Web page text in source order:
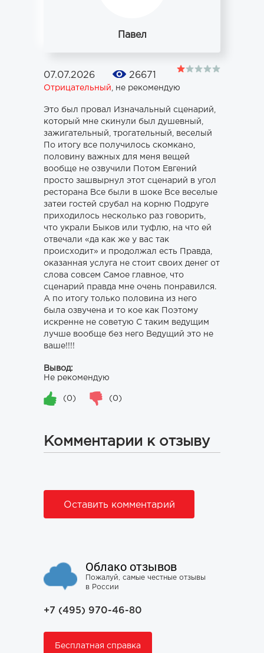
Павел
07.07.2026 26671
Отрицательный не рекомендую
Это был провал Изначальный сценарий,
который мне скинули был душевный,
зажигательный, трогательный, веселый
По итогу все получилось скомкано,
половину важных для меня вещей
вообще не озвучили Потом Евгений
просто зашвырнул этот сценарий в угол
ресторана Все были в шоке Все веселые
затеи гостей срубал на корню Подруге
приходилось несколько раз говорить,
что украли Быков или туфлю, на что ей
отвечали «да как же у вас так
происходит» и продолжал есть Правда,
оказанная услуга не стоит своих денег от
слова совсем Самое главное, что
сценарий правда мне очень понравился.
А по итогу только половина из него
была озвучена и то кое как Поэтому
искренне не советую С таким ведущим
лучше вообще без него Ведущий это не
ваше!!!!
Вывод:
Не рекомендую
(0) (0)
Комментарии к отзыву
Оставить комментарий
Облако отзывов
Пожалуй, самые честные отзывы
в России
+7 (495) 970-46-80
Бесплатная справка